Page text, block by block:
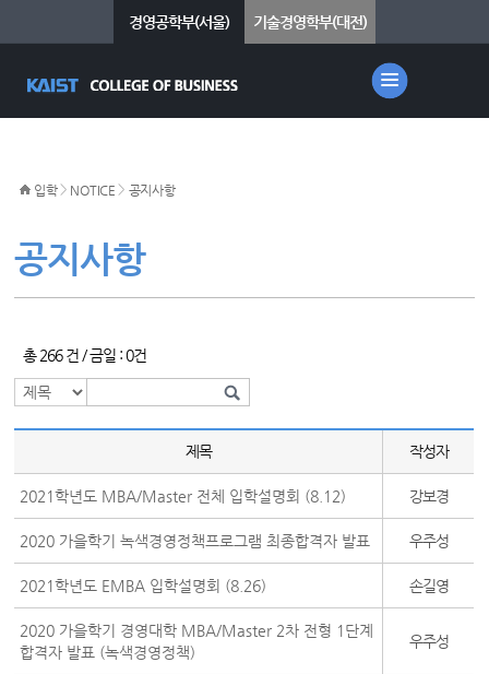
경영공학부(서울) 기술경영학부(대전)
공지사항
입학> NOTICE > 공지사항
총 266 건 / 금일 : 0건
제목 작성자
2021학년도 MBA/Master 전체 입학설명회 (8.12) 강보경
2020 가을학기 녹색경영정책프로그램 최종합격자 발표 우주성
2021학년도 EMBA 입학설명회 (8.26) 손길영
2020 가을학기 경영대학 MBA/Master 2차 전형 1단계
합격자 발표 (녹색경영정책)
우주성